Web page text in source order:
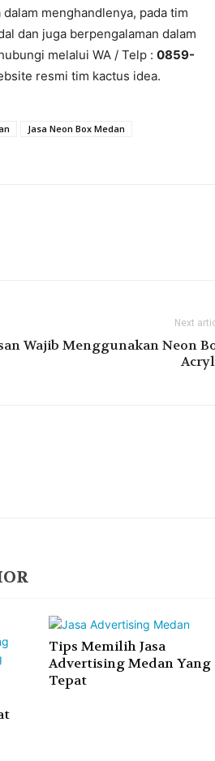
menghandlenya, pada tim
dan juga berpengalaman dalam
melalui WA / Telp : 0859-
resmi tim kactus idea.
Jasa Neon Box Medan
Next
Wajib Menggunakan Neon
Tips Memilih Jasa
Advertising Medan Yang
Tepat